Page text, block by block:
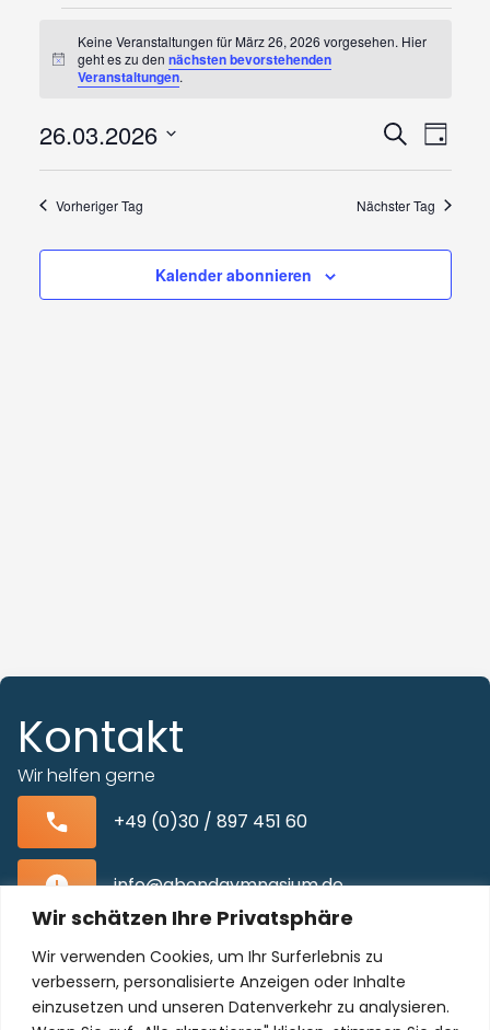
Wir schätzen Ihre Privatsphäre
Wir verwenden Cookies, um Ihr Surferlebnis zu
verbessern, personalisierte Anzeigen oder Inhalte
einzusetzen und unseren Datenverkehr zu analysieren.
Veranstaltungen
für
März
26,
2026
Hinweis
Keine Veranstaltungen für März 26, 2026 vorgesehen. Hier
geht es zu den nächsten bevorstehenden
Veranstaltungen.
Suche
und
SucheTag
26.03.2026
Vorheriger Tag Nächster Tag
Kalender abonnieren
Kontakt
Wir helfen gerne
+49 (0)30 / 897 451 60
info@abendgymnasium.de
Blissestraße 22, 10713 Berlin-Wilmersdorf